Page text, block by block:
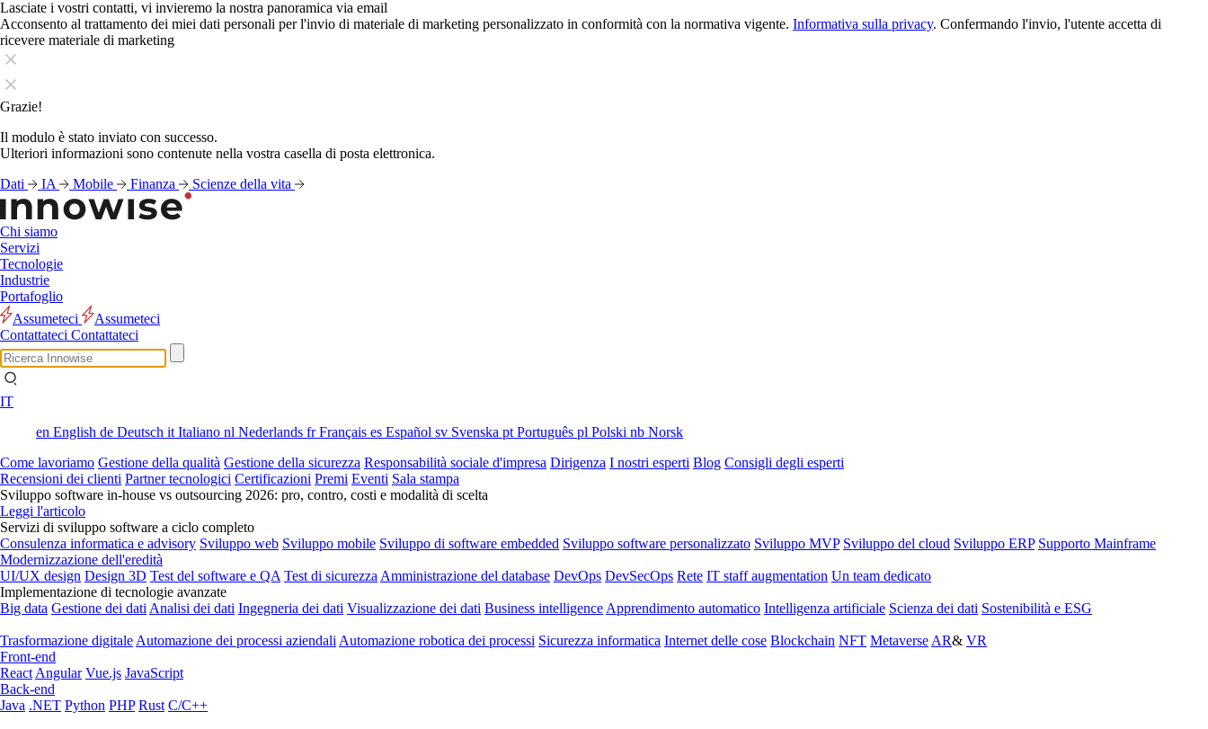
Lasciate i vostri contatti, vi invieremo la nostra panoramica via email
Acconsento al trattamento dei miei dati personali per l'invio di materiale di marketing personalizzato in conformità con la normativa vigente. Informativa sulla privacy. Confermando l'invio, l'utente accetta di
ricevere materiale di marketing
Grazie!
Il modulo è stato inviato con successo.
Ulteriori informazioni sono contenute nella vostra casella di posta elettronica.
Dati
IA Mobile Finanza Scienze della vita
Chi siamo
Servizi
Tecnologie
Industrie
Portafoglio
Assumeteci
Assumeteci
Contattateci Contattateci
IT
en English de Deutsch it Italiano nl Nederlands frFrançais es Español sv Svenska pt Português pl Polski nb Norsk
Come lavoriamo Gestione della qualità Gestione della sicurezza Responsabilità sociale d'impresa Dirigenza I nostri esperti Blog Consigli degli esperti
Recensioni dei clienti Partner tecnologici Certificazioni Premi Eventi Sala stampa
Sviluppo software in-house vs outsourcing 2026: pro, contro, costi e modalità di scelta
Leggi l'articolo
Servizi di sviluppo software a ciclo completo
Consulenza informatica e advisory Sviluppo web Sviluppo mobile Sviluppo di software embedded Sviluppo software personalizzato Sviluppo MVP Sviluppo del cloud Sviluppo ERP Supporto Mainframe
Modernizzazione dell'eredità
UI/UX design Design 3D Test del software e QA Test di sicurezza Amministrazione del database DevOps DevSecOps Rete IT staff augmentation Un team dedicato
Implementazione di tecnologie avanzate
Big data Gestione dei dati Analisi dei dati Ingegneria dei dati Visualizzazione dei dati Business intelligence Apprendimento automatico Intelligenza artificiale Scienza dei dati Sostenibilità e ESG
Trasformazione digitale Automazione dei processi aziendali Automazione robotica dei processi Sicurezza informatica Internet delle cose Blockchain NFT Metaverse AR& VR
Front-end
React Angular Vue.js JavaScript
Back-end
Java .NET Python PHP Rust C/C++